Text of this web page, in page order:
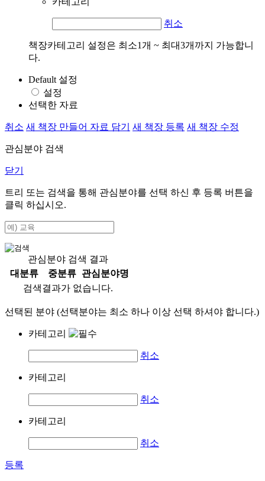
취소
책장카테고리 설정은 최소1개 ~ 최대3개까지 가능합니
다.
Default 설정
설정
선택한 자료
취소 새 책장 만들어 자료 담기 새 책장 등록 새 책장 수정
관심분야 검색
닫기
트리 또는 검색을 통해 관심분야를 선택 하신 후 등록 버튼을
클릭 하십시오.
관심분야 검색 결과
대분류
중분류
관심분야명
검색결과가 없습니다.
선택된 분야 (선택분야는 최소 하나 이상 선택 하셔야 합니다.)
카테고리
취소
카테고리
취소
카테고리
취소
등록